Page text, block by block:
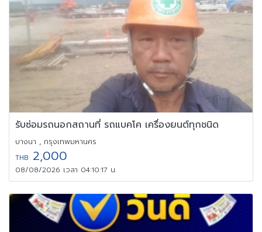
รับซ่อมรถนอกสถานที่ รถแบคโค เครื่องยนต์ทุกชนิด
บางนา , กรุงเทพมหานคร
THB 2,000
08/08/2026 เวลา 04:10:17 น.